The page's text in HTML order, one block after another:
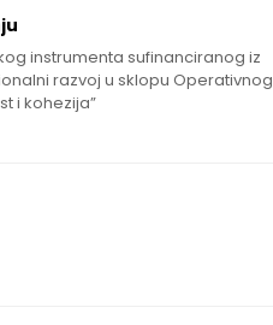
instrumenta sufinanciranog iz
razvoj u sklopu Operativnog
i kohezija”